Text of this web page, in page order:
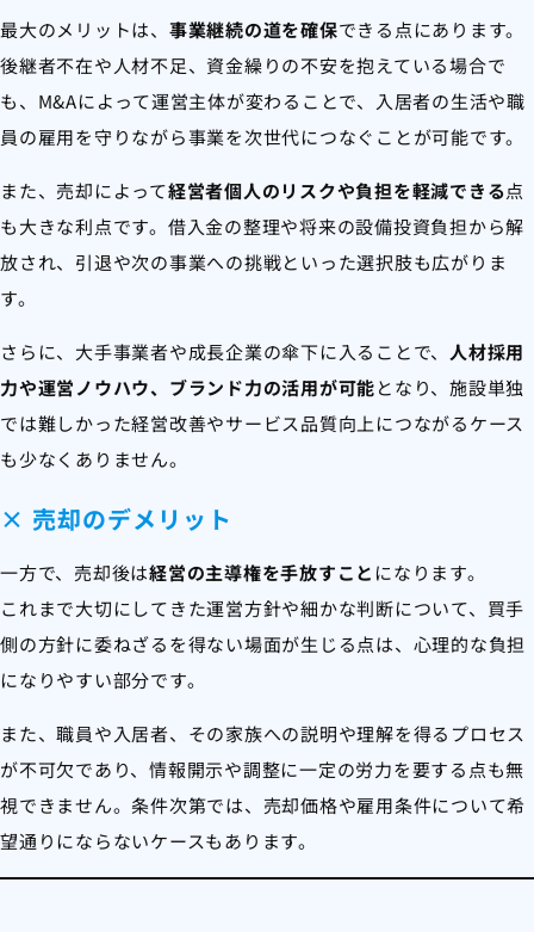
最大のメリットは、 事業継続の道を確保できる点にあります。
後継者不在や人材不足、資金繰りの不安を抱えている場合で
も、M&Aによって運営主体が変わることで、入居者の生活や職
員の雇用を守りながら事業を次世代につなぐことが可能です。
また、売却によって経営者個人のリスクや負担を軽減できる点
も大きな利点です。借入金の整理や将来の設備投資負担から解
放され、引退や次の事業への挑戦といった選択肢も広がりま
す。
さらに、大手事業者や成長企業の傘下に入ることで、 人材採用
力や運営ノウハウ、ブランド力の活用が可能となり、施設単独
では難しかった経営改善やサービス品質向上につながるケース
も少なくありません。
× 売却のデメリット
一方で、売却後は経営の主導権を手放すことになります。
これまで大切にしてきた運営方針や細かな判断について、買手
側の方針に委ねざるを得ない場面が生じる点は、心理的な負担
になりやすい部分です。
また、職員や入居者、その家族への説明や理解を得るプロセス
が不可欠であり、情報開示や調整に一定の労力を要する点も無
視できません。条件次第では、売却価格や雇用条件について希
望通りにならないケースもあります。